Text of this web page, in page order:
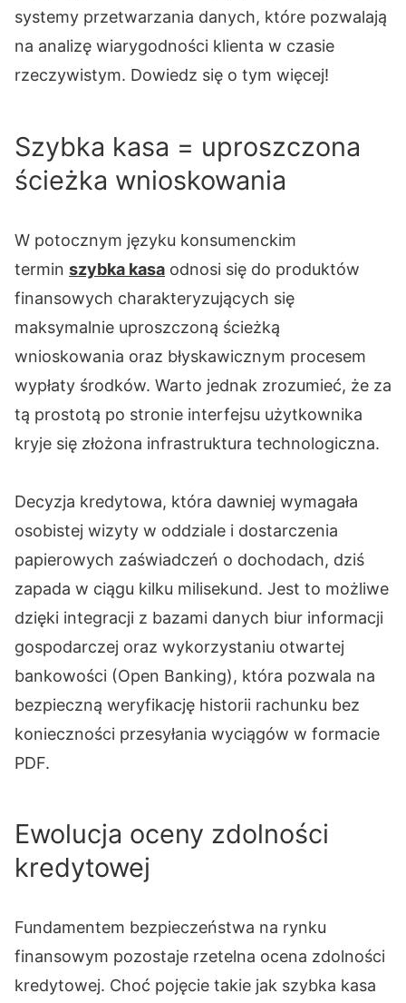
systemy przetwarzania danych, które pozwalają
na analizę wiarygodności klienta w czasie
rzeczywistym. Dowiedz się o tym więcej!
Szybka kasa = uproszczona
ścieżka wnioskowania
W potocznym języku konsumenckim
termin szybka kasa odnosi się do produktów
finansowych charakteryzujących się
maksymalnie uproszczoną ścieżką
wnioskowania oraz błyskawicznym procesem
wypłaty środków. Warto jednak zrozumieć, że za
tą prostotą po stronie interfejsu użytkownika
kryje się złożona infrastruktura technologiczna.
Decyzja kredytowa, która dawniej wymagała
osobistej wizyty w oddziale i dostarczenia
papierowych zaświadczeń o dochodach, dziś
zapada w ciągu kilku milisekund. Jest to możliwe
dzięki integracji z bazami danych biur informacji
gospodarczej oraz wykorzystaniu otwartej
bankowości (Open Banking), która pozwala na
bezpieczną weryfikację historii rachunku bez
konieczności przesyłania wyciągów w formacie
PDF.
Ewolucja oceny zdolności
kredytowej
Fundamentem bezpieczeństwa na rynku
finansowym pozostaje rzetelna ocena zdolności
kredytowej. Choć pojęcie takie jak szybka kasa